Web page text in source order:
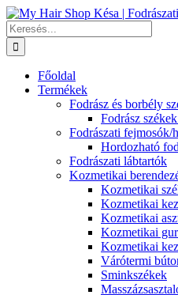
Kihagyás
Keresés...
Főoldal
Termékek
Fodrász és borbély
Fodrász
Fodrászati fejmosók/
Hordozható
Fodrászati lábtartók
Kozmetikai
Kozmetikai
Kozmetikai
Kozmetikai
Kozmetikai
Kozmetikai
Várótermi
Sminkszékek